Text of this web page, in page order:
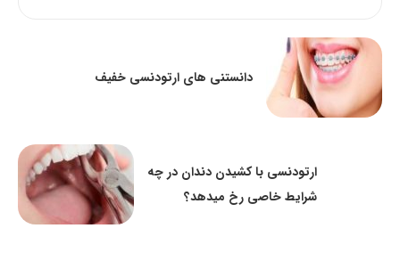
دانستنی های ارتودنسی خفیف
ارتودنسی با کشیدن دندان در چه
شرایط خاصی رخ میدهد؟